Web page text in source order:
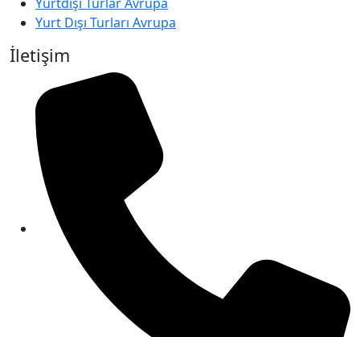
Yurt Dışı Turları Avrupa
İletişim